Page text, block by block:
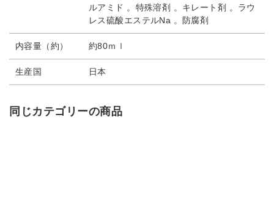
ルアミド 。特殊溶剤 。キレート剤 。ラウ
レス硫酸エステルNa 。防腐剤
内容量（約） 約80ｍｌ
生産国 日本
同じカテゴリーの商品